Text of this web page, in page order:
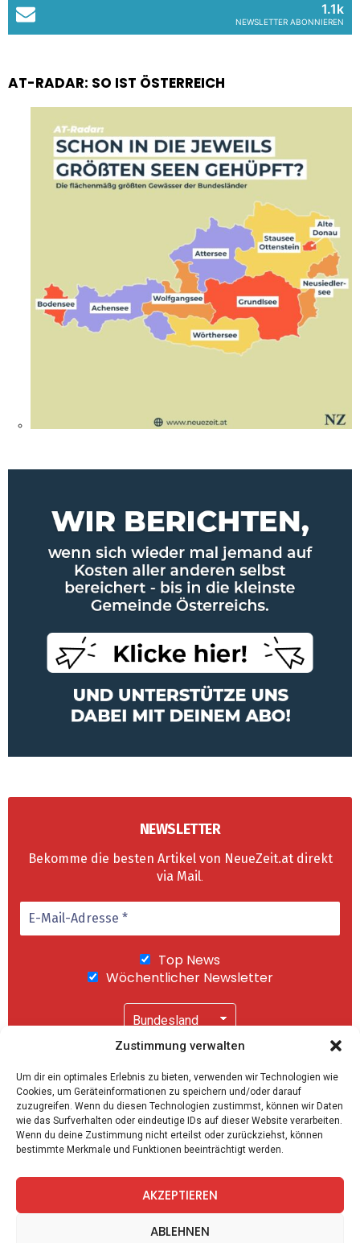
Zustimmung verwalten
Um dir ein optimales Erlebnis zu bieten, verwenden wir Technologien wie
Cookies, um Geräteinformationen zu speichern und/oder darauf
zuzugreifen. Wenn du diesen Technologien zustimmst, können wir Daten
wie das Surfverhalten oder eindeutige IDs auf dieser Website verarbeiten.
Wenn du deine Zustimmung nicht erteilst oder zurückziehst, können
bestimmte Merkmale und Funktionen beeinträchtigt werden.
AKZEPTIEREN
ABLEHNEN
1.1k
NEWSLETTER ABONNIEREN
AT-RADAR: SO IST ÖSTERREICH
NEWSLETTER
Bekomme die besten Artikel von NeueZeit.at direkt
via Mail.
Top News
Wöchentlicher Newsletter
"Abonnieren" akzeptierst Du unsere
Datenschutzerklärung.
twitter